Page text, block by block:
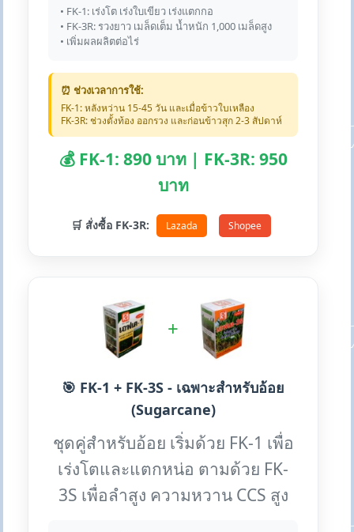
• FK-1: เร่งโต เร่งใบเขียว เร่งแตกกอ
• FK-3R: รวงยาว เมล็ดเต็ม น้ำหนัก 1,000 เมล็ดสูง
• เพิ่มผลผลิตต่อไร่
⏰ ช่วงเวลาการใช้:
FK-1: หลังหว่าน 15-45 วัน และเมื่อข้าวใบเหลือง
FK-3R: ช่วงตั้งท้อง ออกรวง และก่อนข้าวสุก 2-3 สัปดาห์
💰 FK-1: 890 บาท | FK-3R: 950
บาท
🛒 สั่งซื้อ FK-3R: Lazada Shopee
+
🎯 FK-1 + FK-3S - เฉพาะสำหรับอ้อย
(Sugarcane)
ชุดคู่สำหรับอ้อย เริ่มด้วย FK-1 เพื่อ
เร่งโตและแตกหน่อ ตามด้วย FK-
3S เพื่อลำสูง ความหวาน CCS สูง